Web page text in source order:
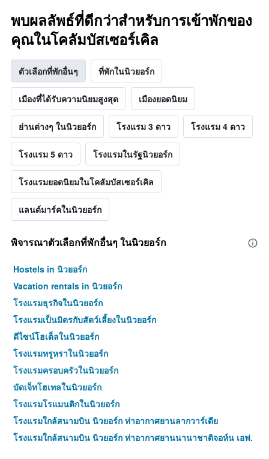
พบผลลัพธ์ที่ดีกว่าสำหรับการเข้าพักของ
คุณในโคลัมบัสเซอร์เคิล
ตัวเลือกที่พักอื่นๆ ที่พักในนิวยอร์ก
เมืองที่ได้รับความนิยมสูงสุด เมืองยอดนิยม
ย่านต่างๆ ในนิวยอร์ก โรงแรม 3 ดาว โรงแรม 4 ดาว
โรงแรม 5 ดาว โรงแรมในรัฐนิวยอร์ก
โรงแรมยอดนิยมในโคลัมบัสเซอร์เคิล
แลนด์มาร์คในนิวยอร์ก
พิจารณาตัวเลือกที่พักอื่นๆ ในนิวยอร์ก
Hostels in นิวยอร์ก
Vacation rentals in นิวยอร์ก
โรงแรมธุรกิจในนิวยอร์ก
โรงแรมเป็นมิตรกับสัตว์เลี้ยงในนิวยอร์ก
ดีไซน์โฮเต็ลในนิวยอร์ก
โรงแรมหรูหราในนิวยอร์ก
โรงแรมครอบครัวในนิวยอร์ก
บัดเจ็ทโฮเทลในนิวยอร์ก
โรงแรมโรแมนติกในนิวยอร์ก
โรงแรมใกล้สนามบิน นิวยอร์ก ท่าอากาศยานลากวาร์เดีย
โรงแรมใกล้สนามบิน นิวยอร์ก ท่าอากาศยานนานาชาติจอห์น เอฟ.